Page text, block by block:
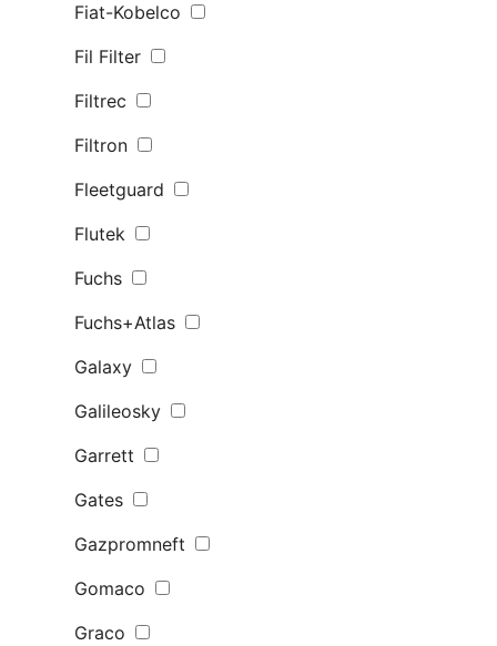
Fiat-Kobelco
Fil Filter
Filtrec
Filtron
Fleetguard
Flutek
Fuchs
Fuchs+Atlas
Galaxy
Galileosky
Garrett
Gates
Gazpromneft
Gomaco
Graco